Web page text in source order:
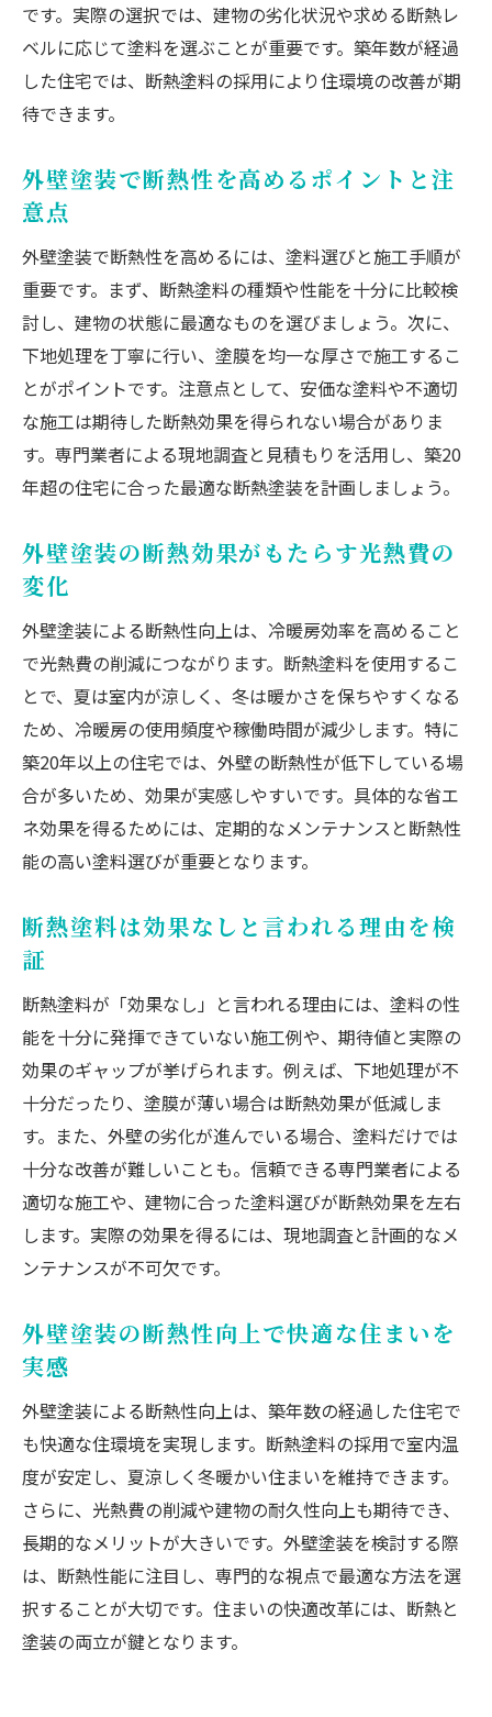
です。実際の選択では、建物の劣化状況や求める断熱レ
ベルに応じて塗料を選ぶことが重要です。築年数が経過
した住宅では、断熱塗料の採用により住環境の改善が期
待できます。
外壁塗装で断熱性を高めるポイントと注
意点
外壁塗装で断熱性を高めるには、塗料選びと施工手順が
重要です。まず、断熱塗料の種類や性能を十分に比較検
討し、建物の状態に最適なものを選びましょう。次に、
下地処理を丁寧に行い、塗膜を均一な厚さで施工するこ
とがポイントです。注意点として、安価な塗料や不適切
な施工は期待した断熱効果を得られない場合がありま
す。専門業者による現地調査と見積もりを活用し、築20
年超の住宅に合った最適な断熱塗装を計画しましょう。
外壁塗装の断熱効果がもたらす光熱費の
変化
外壁塗装による断熱性向上は、冷暖房効率を高めること
で光熱費の削減につながります。断熱塗料を使用するこ
とで、夏は室内が涼しく、冬は暖かさを保ちやすくなる
ため、冷暖房の使用頻度や稼働時間が減少します。特に
築20年以上の住宅では、外壁の断熱性が低下している場
合が多いため、効果が実感しやすいです。具体的な省エ
ネ効果を得るためには、定期的なメンテナンスと断熱性
能の高い塗料選びが重要となります。
断熱塗料は効果なしと言われる理由を検
証
断熱塗料が「効果なし」と言われる理由には、塗料の性
能を十分に発揮できていない施工例や、期待値と実際の
効果のギャップが挙げられます。例えば、下地処理が不
十分だったり、塗膜が薄い場合は断熱効果が低減しま
す。また、外壁の劣化が進んでいる場合、塗料だけでは
十分な改善が難しいことも。信頼できる専門業者による
適切な施工や、建物に合った塗料選びが断熱効果を左右
します。実際の効果を得るには、現地調査と計画的なメ
ンテナンスが不可欠です。
外壁塗装の断熱性向上で快適な住まいを
実感
外壁塗装による断熱性向上は、築年数の経過した住宅で
も快適な住環境を実現します。断熱塗料の採用で室内温
度が安定し、夏涼しく冬暖かい住まいを維持できます。
さらに、光熱費の削減や建物の耐久性向上も期待でき、
長期的なメリットが大きいです。外壁塗装を検討する際
は、断熱性能に注目し、専門的な視点で最適な方法を選
択することが大切です。住まいの快適改革には、断熱と
塗装の両立が鍵となります。